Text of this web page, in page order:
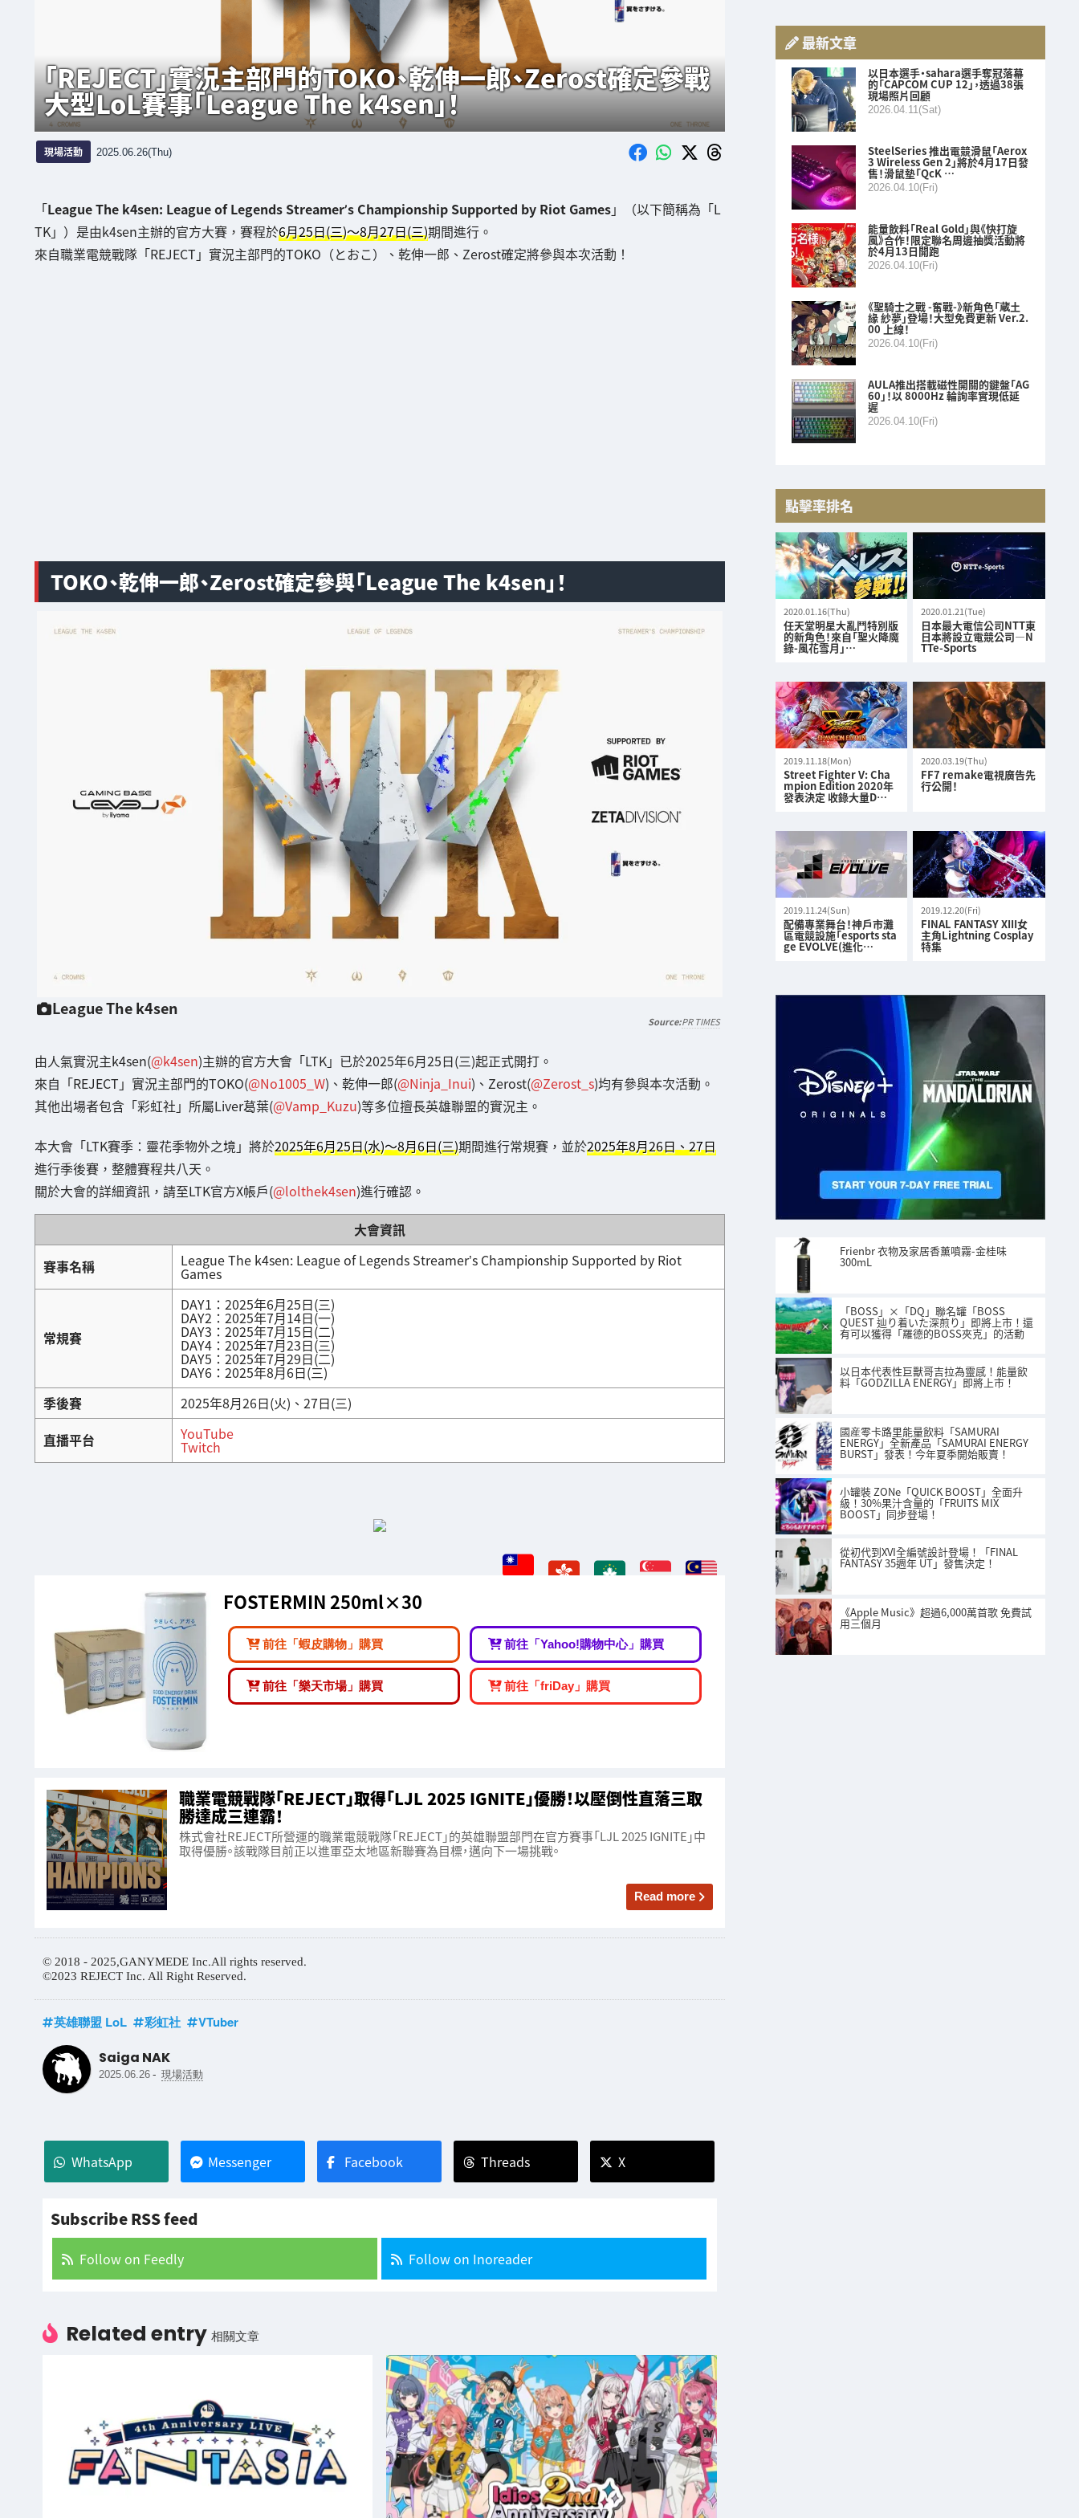
「REJECT」實況主部門的TOKO、乾伸一郎、Zerost確定參戰
大型LoL賽事「League The k4sen」！
現場活動 2025.06.26(Thu)
「League The k4sen: League of Legends Streamer’s Championship Supported by Riot Games」（以下簡稱為「L
TK」）是由k4sen主辦的官方大賽，賽程於6月25日(三)〜8月27日(三)期間進行。
來自職業電競戰隊「REJECT」實況主部門的TOKO（とおこ）、乾伸一郎、Zerost確定將參與本次活動！
TOKO、乾伸一郎、Zerost確定參與「League The k4sen」！
League The k4sen
PR TIMES
由人氣實況主k4sen(@k4sen)主辦的官方大會「LTK」已於2025年6月25日(三)起正式開打。
來自「REJECT」實況主部門的TOKO(@No1005_W)、乾伸一郎(@Ninja_Inui)、Zerost(@Zerost_s)均有參與本次活動。
其他出場者包含「彩虹社」所屬Liver葛葉(@Vamp_Kuzu)等多位擅長英雄聯盟的實況主。
本大會「LTK賽季：靈花季物外之境」將於2025年6月25日(水)〜8月6日(三)期間進行常規賽，並於2025年8月26日、27日
進行季後賽，整體賽程共八天。
關於大會的詳細資訊，請至LTK官方X帳戶(@lolthek4sen)進行確認。
大會資訊
賽事名稱
League The k4sen: League of Legends Streamer’s Championship Supported by Riot
Games
常規賽
DAY1：2025年6月25日(三)
DAY2：2025年7月14日(一)
DAY3：2025年7月15日(二)
DAY4：2025年7月23日(三)
DAY5：2025年7月29日(二)
DAY6：2025年8月6日(三)
季後賽
2025年8月26日(火)、27日(三)
直播平台
YouTube
Twitch
FOSTERMIN 250ml×30
前往「蝦皮購物」購買 前往「Yahoo!購物中心」購買
前往「樂天市場」購買 前往「friDay」購買
職業電競戰隊「REJECT」取得「LJL 2025 IGNITE」優勝！以壓倒性直落三取
勝達成三連霸！
株式會社REJECT所營運的職業電競戰隊「REJECT」的英雄聯盟部門在官方賽事「LJL 2025 IGNITE」中
取得優勝。該戰隊目前正以進軍亞太地區新聯賽為目標，邁向下一場挑戰。
Read more
© 2018 - 2025,GANYMEDE Inc.All rights reserved.
©2023 REJECT Inc. All Right Reserved.
英雄聯盟 LoL 彩虹社 VTuber
Saiga NAK
2025.06.26- 現場活動
WhatsApp Messenger Facebook Threads X
Subscribe RSS feed
Follow on Feedly Follow on Inoreader
Related entry 相關文章
最新文章
以日本選手・sahara選手奪冠落幕
的「CAPCOM CUP 12」，透過38張
現場照片回顧
2026.04.11(Sat)
SteelSeries 推出電競滑鼠「Aerox
3 Wireless Gen 2」將於4月17日發
售！滑鼠墊「QcK …
2026.04.10(Fri)
能量飲料「Real Gold」與《快打旋
風》合作！限定聯名周邊抽獎活動將
於4月13日開跑
2026.04.10(Fri)
《聖騎士之戰 -奮戰-》新角色「蔵土
緣 紗夢」登場！大型免費更新 Ver.2.
00 上線！
2026.04.10(Fri)
AULA推出搭載磁性開關的鍵盤「AG
60」！以 8000Hz 輪詢率實現低延
遲
2026.04.10(Fri)
點擊率排名
2020.01.16(Thu)
任天堂明星大亂鬥特別版
的新角色！來自「聖火降魔
錄-風花雪月」…
2020.01.21(Tue)
日本最大電信公司NTT東
日本將設立電競公司—N
TTe-Sports
2019.11.18(Mon)
Street Fighter V: Cha
mpion Edition 2020年
發表決定 收錄大量D…
2020.03.19(Thu)
FF7 remake電視廣告先
行公開！
2019.11.24(Sun)
配備專業舞台！神戶市灘
區電競設施「esports sta
ge EVOLVE(進化…
2019.12.20(Fri)
FINAL FANTASY XIII女
主角Lightning Cosplay
特集
Frienbr 衣物及家居香薰噴霧-金桂味
300mL
「BOSS」×「DQ」聯名罐「BOSS
QUEST 辿り着いた深煎り」即將上市！還
有可以獲得「羅德的BOSS夾克」的活動
以日本代表性巨獸哥吉拉為靈感！能量飲
料「GODZILLA ENERGY」即將上市！
國産零卡路里能量飲料「SAMURAI
ENERGY」全新產品「SAMURAI ENERGY
BURST」發表！今年夏季開始販賣！
小罐裝 ZONe「QUICK BOOST」全面升
級！30%果汁含量的「FRUITS MIX
BOOST」同步登場！
從初代到XVI全編號設計登場！「FINAL
FANTASY 35週年 UT」發售決定！
《Apple Music》超過6,000萬首歌 免費試
用三個月